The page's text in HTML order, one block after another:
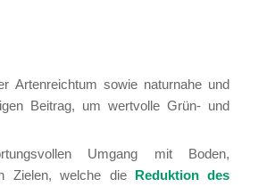
Artenreichtum sowie naturnahe und
Beitrag, um wertvolle Grün- und
Umgang mit Boden,
Zielen, welche die Reduktion des